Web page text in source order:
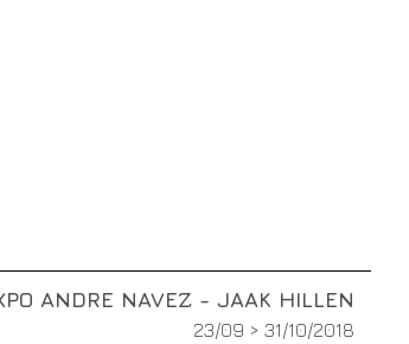
ANDRE NAVEZ - JAAK HILLEN
23/09 > 31/10/2018